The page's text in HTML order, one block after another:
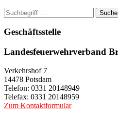
Geschäftsstelle
Landesfeuerwehrverband
Verkehrshof 7
14478 Potsdam
Telefon: 0331 20148949
Telefax: 0331 20148959
Zum Kontaktformular